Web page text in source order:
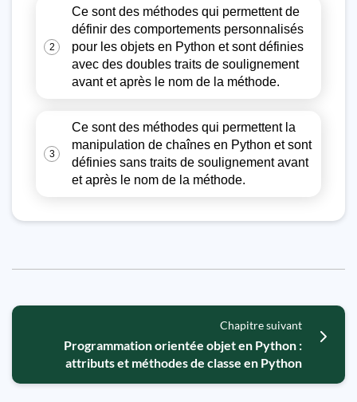
2
Ce sont des méthodes qui permettent de
définir des comportements personnalisés
pour les objets en Python et sont définies
avec des doubles traits de soulignement
avant et après le nom de la méthode.
3
Ce sont des méthodes qui permettent la
manipulation de chaînes en Python et sont
définies sans traits de soulignement avant
et après le nom de la méthode.
Chapitre suivant
Programmation orientée objet en Python :
attributs et méthodes de classe en Python